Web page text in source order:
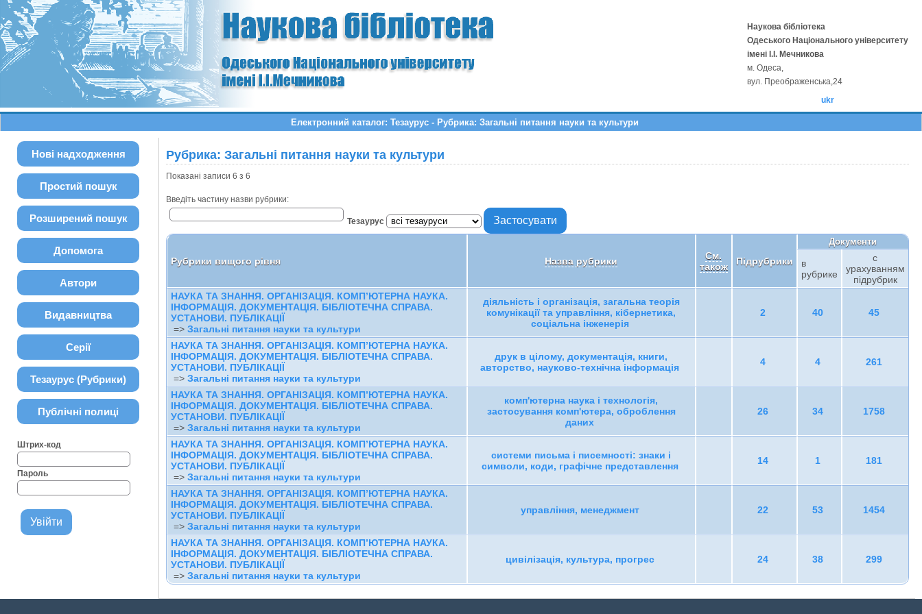
Наукова бібліотека
Одеського Національного університету
імені І.І. Мечникова
м. Одеса,
вул. Преображенська,24
ukr
Електронний каталог: Тезаурус - Рубрика: Загальні питання науки та культури
Нові надходження
Простий пошук
Розширений пошук
Допомога
Автори
Видавництва
Серії
Тезаурус (Рубрики)
Публічні полиці
Штрих-код
Пароль
Рубрика: Загальні питання науки та культури
Показані записи 6 з 6
Введіть частину назви рубрики:
Тезаурус
Рубрики вищого рівня Назва рубрики
См.
також
Підрубрики
Документи
в
рубрике
с
урахуванням
підрубрик
НАУКА ТА ЗНАННЯ. ОРГАНІЗАЦІЯ. КОМПʼЮТЕРНА НАУКА.
ІНФОРМАЦІЯ. ДОКУМЕНТАЦІЯ. БІБЛІОТЕЧНА СПРАВА.
УСТАНОВИ. ПУБЛІКАЦІЇ
=> Загальні питання науки та культури
діяльність і організація, загальна теорія
комунікації та управління, кібернетика,
соціальна інженерія
2 40 45
НАУКА ТА ЗНАННЯ. ОРГАНІЗАЦІЯ. КОМПʼЮТЕРНА НАУКА.
ІНФОРМАЦІЯ. ДОКУМЕНТАЦІЯ. БІБЛІОТЕЧНА СПРАВА.
УСТАНОВИ. ПУБЛІКАЦІЇ
=> Загальні питання науки та культури
друк в цілому, документація, книги,
авторство, науково-технічна інформація
4 4 261
НАУКА ТА ЗНАННЯ. ОРГАНІЗАЦІЯ. КОМПʼЮТЕРНА НАУКА.
ІНФОРМАЦІЯ. ДОКУМЕНТАЦІЯ. БІБЛІОТЕЧНА СПРАВА.
УСТАНОВИ. ПУБЛІКАЦІЇ
=> Загальні питання науки та культури
комп'ютерна наука і технологія,
застосування комп'ютера, оброблення
даних
26 34 1758
НАУКА ТА ЗНАННЯ. ОРГАНІЗАЦІЯ. КОМПʼЮТЕРНА НАУКА.
ІНФОРМАЦІЯ. ДОКУМЕНТАЦІЯ. БІБЛІОТЕЧНА СПРАВА.
УСТАНОВИ. ПУБЛІКАЦІЇ
=> Загальні питання науки та культури
системи письма і писемності: знаки і
символи, коди, графічне представлення
14 1 181
НАУКА ТА ЗНАННЯ. ОРГАНІЗАЦІЯ. КОМПʼЮТЕРНА НАУКА.
ІНФОРМАЦІЯ. ДОКУМЕНТАЦІЯ. БІБЛІОТЕЧНА СПРАВА.
УСТАНОВИ. ПУБЛІКАЦІЇ
=> Загальні питання науки та культури
управління, менеджмент 22 53 1454
НАУКА ТА ЗНАННЯ. ОРГАНІЗАЦІЯ. КОМПʼЮТЕРНА НАУКА.
ІНФОРМАЦІЯ. ДОКУМЕНТАЦІЯ. БІБЛІОТЕЧНА СПРАВА.
УСТАНОВИ. ПУБЛІКАЦІЇ
=> Загальні питання науки та культури
цивілізація, культура, прогрес 24 38 299